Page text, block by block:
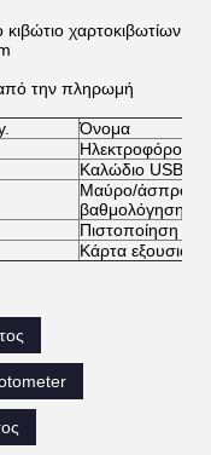
χαρτοκιβωτίων
την πληρωμή
Όνομα
Ηλεκτροφόρο
Καλώδιο USB
Μαύρο/άσπρο
βαθμολόγησης
Πιστοποίηση
Κάρτα